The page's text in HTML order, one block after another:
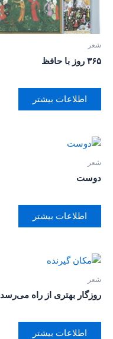
شعر
۳۶۵ روز با حافظ
اطلاعات بیشتر
شعر
دوست
اطلاعات بیشتر
شعر
روزگار بهتری از راه می‌رسد
اطلاعات بیشتر